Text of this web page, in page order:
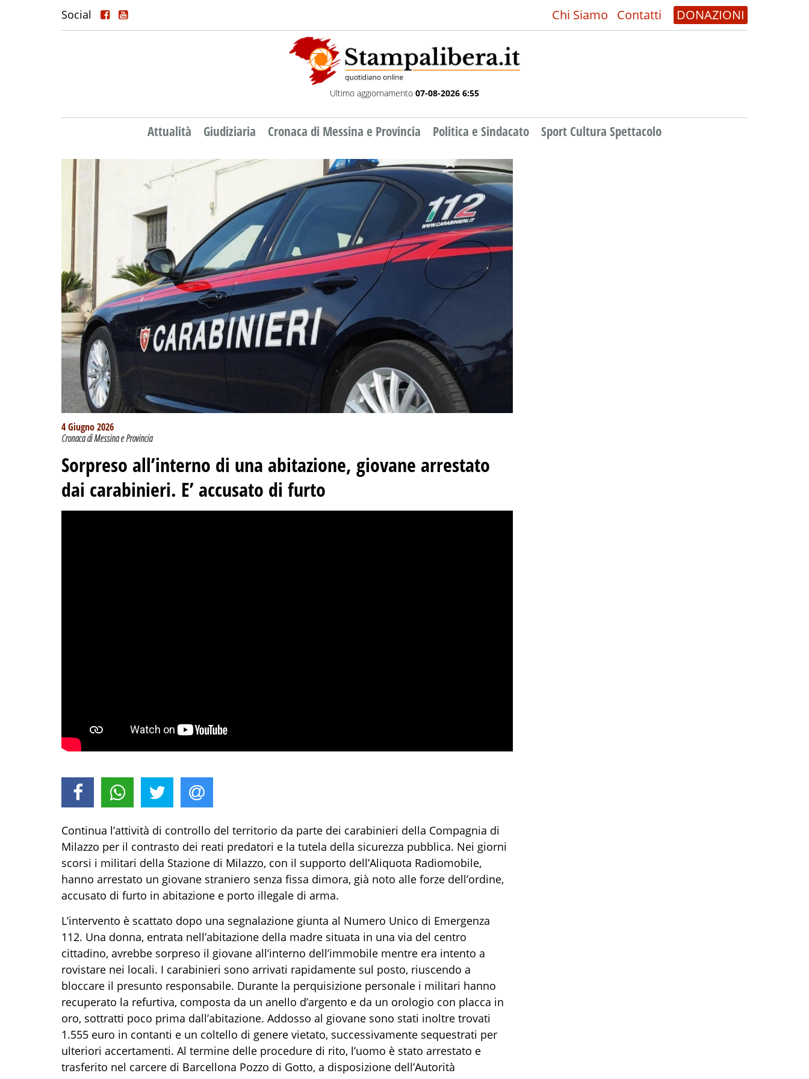
Social Chi Siamo Contatti DONAZIONI
Ultimo aggiornamento 07-08-2026 6:55
Attualità Giudiziaria Cronaca di Messina e Provincia Politica e Sindacato Sport Cultura Spettacolo
4 Giugno 2026
Cronaca di Messina e Provincia
Sorpreso all’interno di una abitazione, giovane arrestato
dai carabinieri. E’ accusato di furto
Continua l’attività di controllo del territorio da parte dei carabinieri della Compagnia di
Milazzo per il contrasto dei reati predatori e la tutela della sicurezza pubblica. Nei giorni
scorsi i militari della Stazione di Milazzo, con il supporto dell’Aliquota Radiomobile,
hanno arrestato un giovane straniero senza fissa dimora, già noto alle forze dell’ordine,
accusato di furto in abitazione e porto illegale di arma.
L’intervento è scattato dopo una segnalazione giunta al Numero Unico di Emergenza
112. Una donna, entrata nell’abitazione della madre situata in una via del centro
cittadino, avrebbe sorpreso il giovane all’interno dell’immobile mentre era intento a
rovistare nei locali. I carabinieri sono arrivati rapidamente sul posto, riuscendo a
bloccare il presunto responsabile. Durante la perquisizione personale i militari hanno
recuperato la refurtiva, composta da un anello d’argento e da un orologio con placca in
oro, sottratti poco prima dall’abitazione. Addosso al giovane sono stati inoltre trovati
1.555 euro in contanti e un coltello di genere vietato, successivamente sequestrati per
ulteriori accertamenti. Al termine delle procedure di rito, l’uomo è stato arrestato e
trasferito nel carcere di Barcellona Pozzo di Gotto, a disposizione dell’Autorità